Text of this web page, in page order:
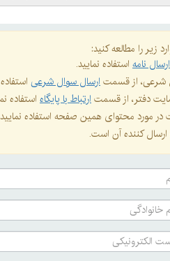
زیر را مطالعه کنید:
ارسال نامهاستفاده نمایید.
شرعی، از قسمتارسال سوال شرعی
دفتر، از قسمتارتباط با پایگاهاستفاده
در مورد محتوای همین صفحه استفاده
کننده آن است.